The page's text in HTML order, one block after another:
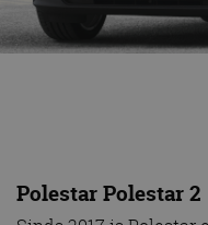
Polestar Polestar 2